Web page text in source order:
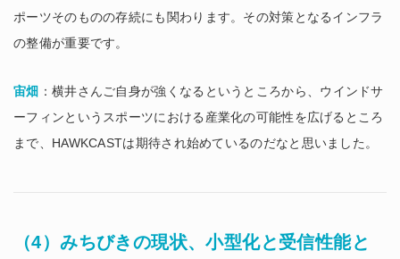
ポーツそのものの存続にも関わります。その対策となるインフラ
の整備が重要です。
宙畑 ：横井さんご自身が強くなるというところから、ウインドサ
ーフィンというスポーツにおける産業化の可能性を広げるところ
まで、HAWKCASTは期待され始めているのだなと思いました。
（4）みちびきの現状、小型化と受信性能と